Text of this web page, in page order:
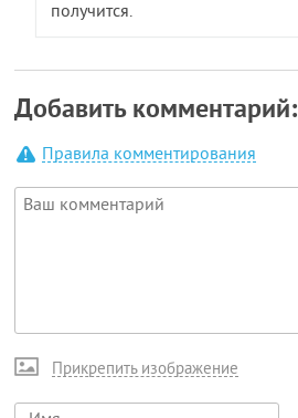
получится.
Добавить комментарий:
Правила комментирования
Прикрепить изображение